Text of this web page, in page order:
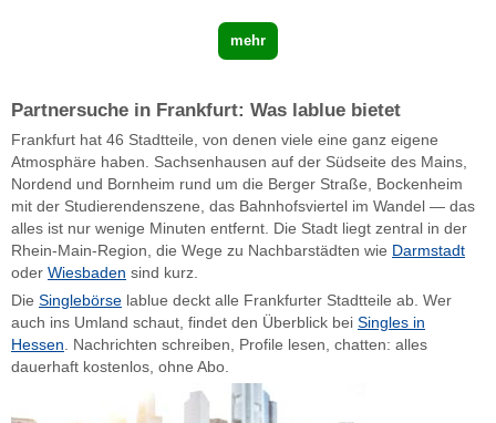
mehr
Partnersuche in Frankfurt: Was lablue bietet
Frankfurt hat 46 Stadtteile, von denen viele eine ganz eigene
Atmosphäre haben. Sachsenhausen auf der Südseite des Mains,
Nordend und Bornheim rund um die Berger Straße, Bockenheim
mit der Studierendenszene, das Bahnhofsviertel im Wandel — das
alles ist nur wenige Minuten entfernt. Die Stadt liegt zentral in der
Rhein-Main-Region, die Wege zu Nachbarstädten wie Darmstadt
oder Wiesbaden sind kurz.
Die Singlebörse lablue deckt alle Frankfurter Stadtteile ab. Wer
auch ins Umland schaut, findet den Überblick bei Singles in
Hessen. Nachrichten schreiben, Profile lesen, chatten: alles
dauerhaft kostenlos, ohne Abo.